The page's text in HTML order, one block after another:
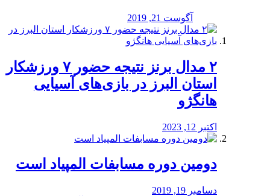
آگوست 21, 2019
۲ مدال برنز نتیجه حضور ۷ ورزشکار
استان البرز در بازی‌های آسیایی
هانگژو
اکتبر 12, 2023
دومین دوره مسابفات المپیاد است
دسامبر 19, 2019